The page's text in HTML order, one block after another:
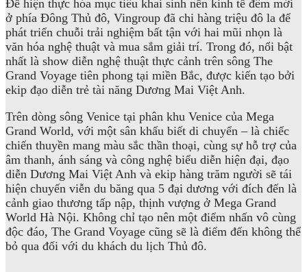
Để hiện thực hóa mục tiêu khai sinh nền kinh tế đêm mới
ở phía Đông Thủ đô, Vingroup đã chi hàng triệu đô la để
phát triển chuỗi trải nghiệm bất tận với hai mũi nhọn là
văn hóa nghệ thuật và mua sắm giải trí. Trong đó, nổi bật
nhất là show diễn nghệ thuật thực cảnh trên sông The
Grand Voyage tiên phong tại miền Bắc, được kiến tạo bởi
ekip đạo diễn trẻ tài năng Dương Mai Việt Anh.
Trên dòng sông Venice tại phân khu Venice của Mega
Grand World, với một sân khấu biết di chuyển – là chiếc
chiến thuyền mang màu sắc thần thoại, cùng sự hỗ trợ của
âm thanh, ánh sáng và công nghệ biểu diễn hiện đại, đạo
diễn Dương Mai Việt Anh và ekip hàng trăm người sẽ tái
hiện chuyến viễn du băng qua 5 đại dương với đích đến là
cảnh giao thương tấp nập, thịnh vượng ở Mega Grand
World Hà Nội. Không chỉ tạo nên một điểm nhấn vô cùng
độc đáo, The Grand Voyage cũng sẽ là điểm đến không thể
bỏ qua đối với du khách du lịch Thủ đô.